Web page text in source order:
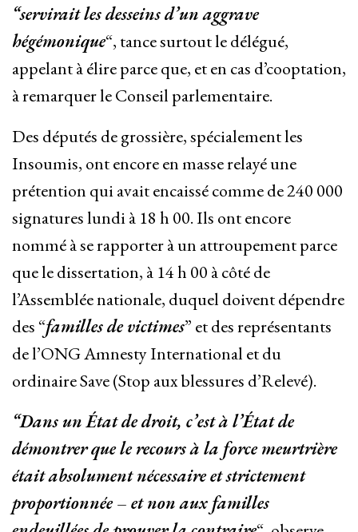
“servirait les desseins d’un aggrave
hégémonique“, tance surtout le délégué,
appelant à élire parce que, et en cas d’cooptation,
à remarquer le Conseil parlementaire.
Des députés de grossière, spécialement les
Insoumis, ont encore en masse relayé une
prétention qui avait encaissé comme de 240 000
signatures lundi à 18 h 00. Ils ont encore
nommé à se rapporter à un attroupement parce
que le dissertation, à 14 h 00 à côté de
l’Assemblée nationale, duquel doivent dépendre
des “familles de victimes” et des représentants
de l’ONG Amnesty International et du
ordinaire Save (Stop aux blessures d’Relevé).
“Dans un État de droit, c’est à l’État de
démontrer que le recours à la force meurtrière
était absolument nécessaire et strictement
proportionnée – et non aux familles